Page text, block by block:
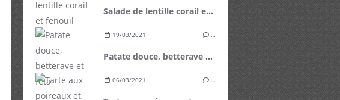
Salade de lentille corail et fenouil
19/03/2021 …
Patate douce, betterave et féta
06/03/2021 …